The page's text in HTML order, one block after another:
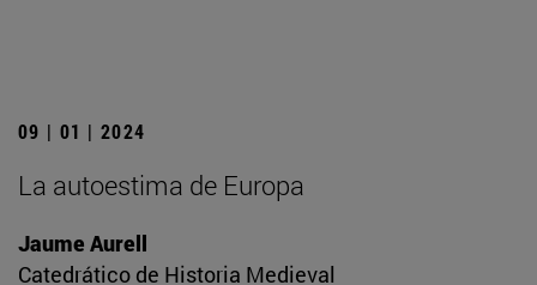
09 | 01 | 2024
La autoestima de Europa
Jaume Aurell
Catedrático de Historia Medieval